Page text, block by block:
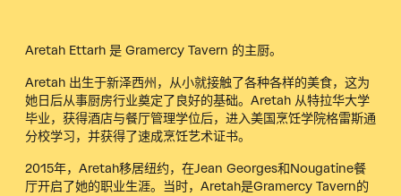
Aretah Ettarh 是 Gramercy Tavern 的主厨。
Aretah 出生于新泽西州，从小就接触了各种各样的美食，这为
她日后从事厨房行业奠定了良好的基础。Aretah 从特拉华大学
毕业，获得酒店与餐厅管理学位后，进入美国烹饪学院格雷斯通
分校学习，并获得了速成烹饪艺术证书。
2015年，Aretah移居纽约，在Jean Georges和Nougatine餐
厅开启了她的职业生涯。当时，Aretah是Gramercy Tavern的